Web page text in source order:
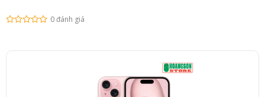
0 đánh giá